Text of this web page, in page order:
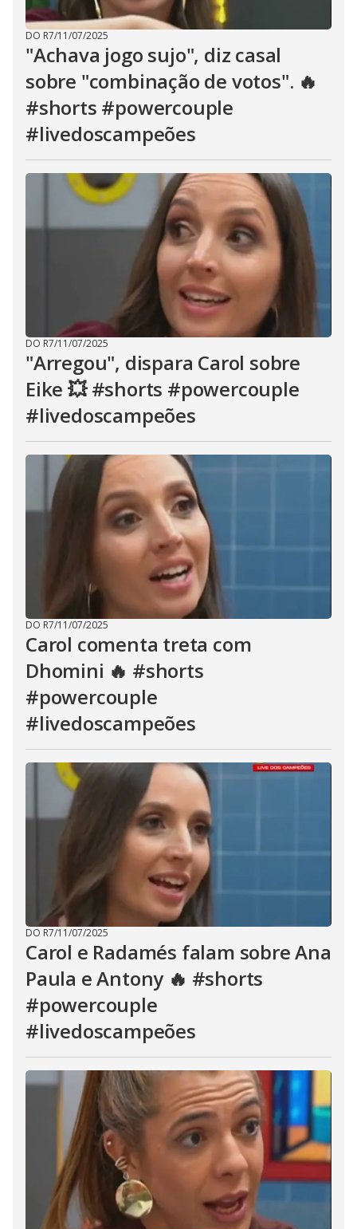
DO R7/11/07/2025
"Achava jogo sujo", diz casal
sobre "combinação de votos". 🔥
#shorts #powercouple
#livedoscampeões
DO R7/11/07/2025
"Arregou", dispara Carol sobre
Eike 💥 #shorts #powercouple
#livedoscampeões
DO R7/11/07/2025
Carol comenta treta com
Dhomini 🔥 #shorts
#powercouple
#livedoscampeões
DO R7/11/07/2025
Carol e Radamés falam sobre Ana
Paula e Antony 🔥 #shorts
#powercouple
#livedoscampeões